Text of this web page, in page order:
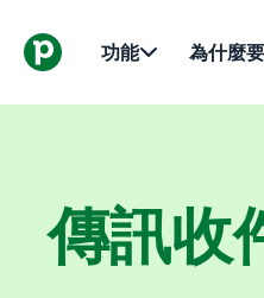
功能 為什麼
傳訊收